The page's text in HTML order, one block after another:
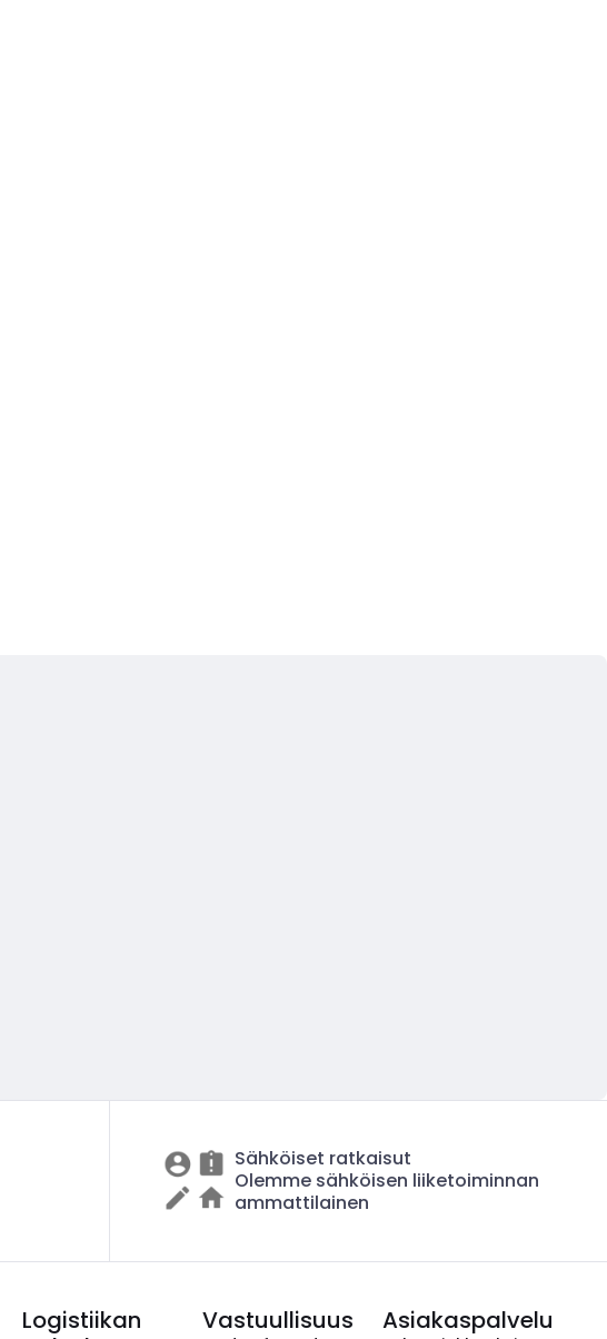
Sähköiset ratkaisut
Olemme sähköisen liiketoiminnan
ammattilainen
Logistiikan
Vastuullisuus Asiakaspalvelu